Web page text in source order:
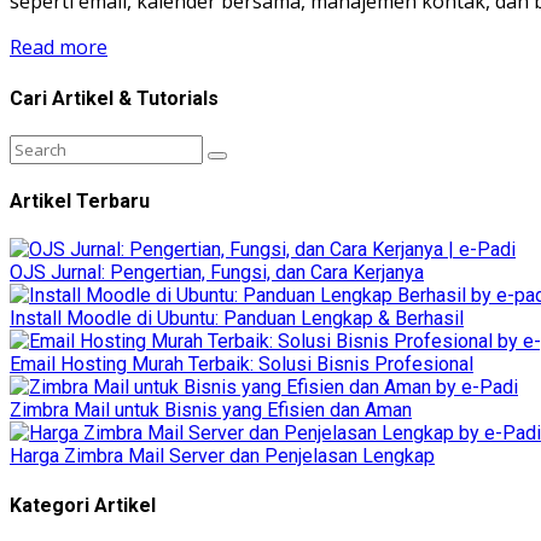
Read more
Cari Artikel & Tutorials
Artikel Terbaru
OJS Jurnal: Pengertian, Fungsi, dan Cara Kerjanya
Install Moodle di Ubuntu: Panduan Lengkap & Berhasil
Email Hosting Murah Terbaik: Solusi Bisnis Profesional
Zimbra Mail untuk Bisnis yang Efisien dan Aman
Harga Zimbra Mail Server dan Penjelasan Lengkap
Kategori Artikel